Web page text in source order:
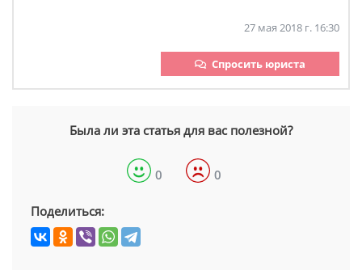
27 мая 2018 г. 16:30
Спросить юриста
Была ли эта статья для вас полезной?
0 0
Поделиться: